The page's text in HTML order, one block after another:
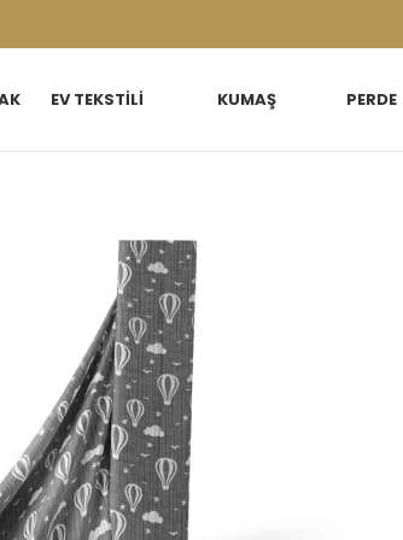
EV TEKSTILI KUMAŞ PERDE